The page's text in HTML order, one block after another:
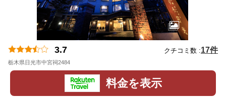
3.7 クチコミ数 :17件
栃木県日光市中宮祠2484
料金を表示